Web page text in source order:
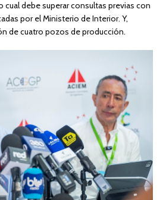
cual debe superar consultas previas con
por el Ministerio de Interior. Y,
de cuatro pozos de producción.